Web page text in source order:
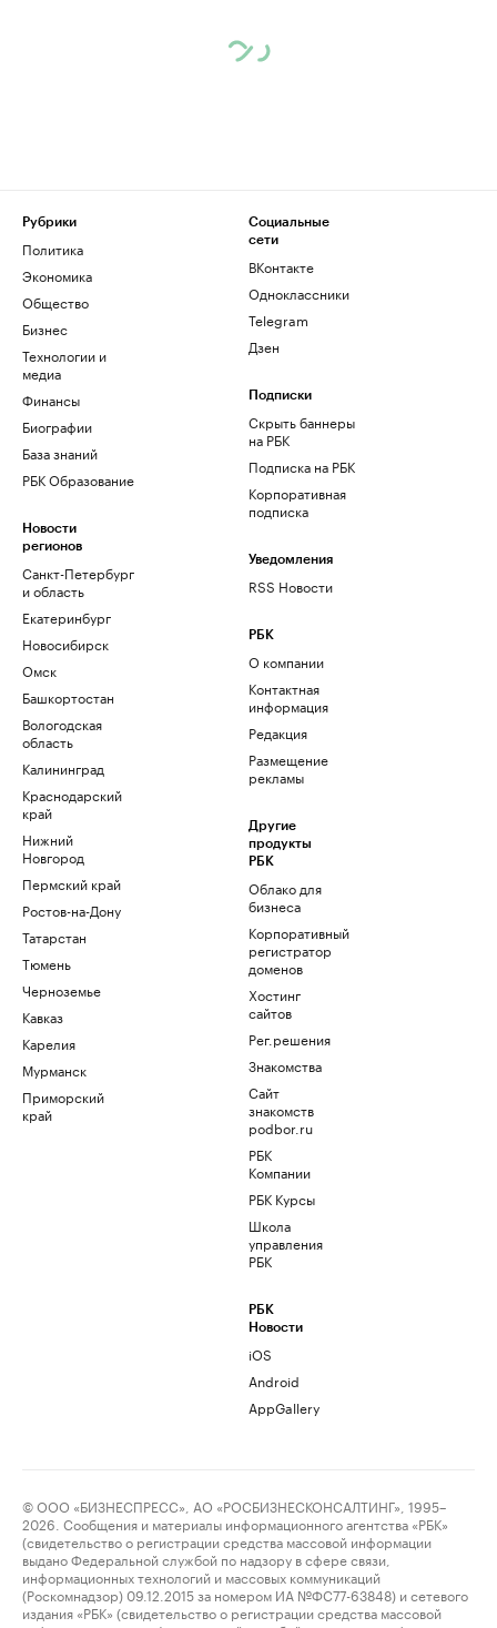
Рубрики
Политика
Экономика
Общество
Бизнес
Технологии и
медиа
Финансы
Биографии
База знаний
РБК Образование
Новости
регионов
Санкт-Петербург
и область
Екатеринбург
Новосибирск
Омск
Башкортостан
Вологодская
область
Калининград
Краснодарский
край
Нижний
Новгород
Пермский край
Ростов-на-Дону
Татарстан
Тюмень
Черноземье
Кавказ
Карелия
Мурманск
Приморский
край
Социальные
сети
ВКонтакте
Одноклассники
Telegram
Дзен
Подписки
Скрыть баннеры
на РБК
Подписка на РБК
Корпоративная
подписка
Уведомления
RSS Новости
РБК
О компании
Контактная
информация
Редакция
Размещение
рекламы
Другие
продукты
РБК
Облако для
бизнеса
Корпоративный
регистратор
доменов
Хостинг
сайтов
Рег.решения
Знакомства
Сайт
знакомств
podbor.ru
РБК
Компании
РБК Курсы
Школа
управления
РБК
РБК
Новости
iOS
Android
AppGallery
© ООО «БИЗНЕСПРЕСС», АО «РОСБИЗНЕСКОНСАЛТИНГ», 1995–
2026. Сообщения и материалы информационного агентства «РБК»
(свидетельство о регистрации средства массовой информации
выдано Федеральной службой по надзору в сфере связи,
информационных технологий и массовых коммуникаций
(Роскомнадзор) 09.12.2015 за номером ИА №ФС77-63848) и сетевого
издания «РБК» (свидетельство о регистрации средства массовой